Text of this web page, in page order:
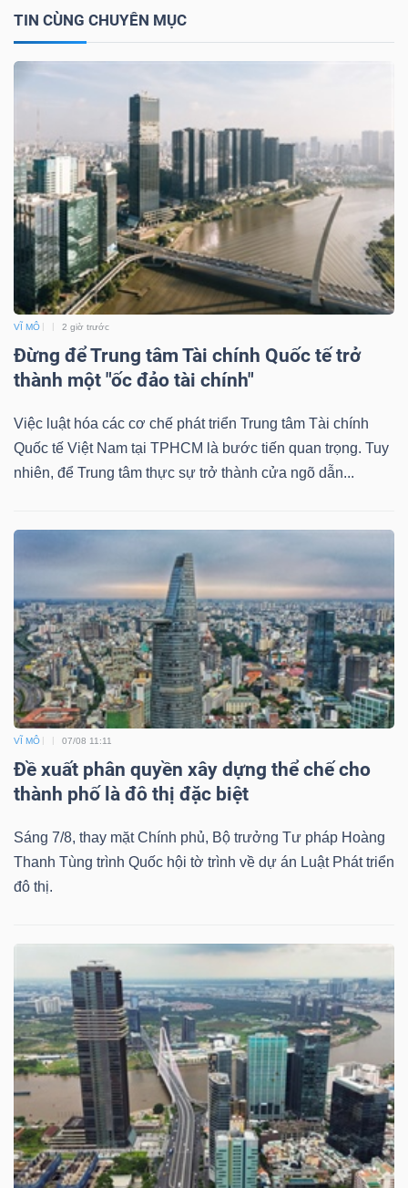
TIN CÙNG CHUYÊN MỤC
VĨ MÔ 2 giờ trước
Đừng để Trung tâm Tài chính Quốc tế trở
thành một "ốc đảo tài chính"
Việc luật hóa các cơ chế phát triển Trung tâm Tài chính
Quốc tế Việt Nam tại TPHCM là bước tiến quan trọng. Tuy
nhiên, để Trung tâm thực sự trở thành cửa ngõ dẫn...
VĨ MÔ 07/08 11:11
Đề xuất phân quyền xây dựng thể chế cho
thành phố là đô thị đặc biệt
Sáng 7/8, thay mặt Chính phủ, Bộ trưởng Tư pháp Hoàng
Thanh Tùng trình Quốc hội tờ trình về dự án Luật Phát triển
đô thị.
DÙNG
THIẾT
YẾU
CHĂM
SÓC
SỨC
KHỎE
CÔNG
NGHỆ
THÔNG
TIN
VỤ
TRUYỀN
THÔNG
TIỆN
ÍCH
BẤT
ĐỘNG